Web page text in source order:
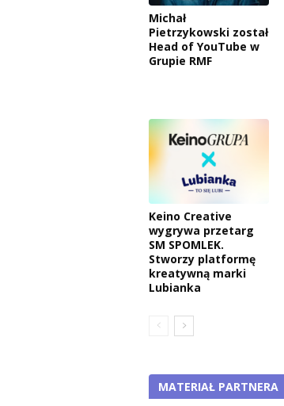
Michał
Pietrzykowski został
Head of YouTube w
Grupie RMF
Keino Creative
wygrywa przetarg
SM SPOMLEK.
Stworzy platformę
kreatywną marki
Lubianka
MATERIAŁ PARTNERA